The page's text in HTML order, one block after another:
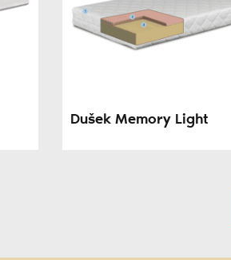
Dušek Memory Light